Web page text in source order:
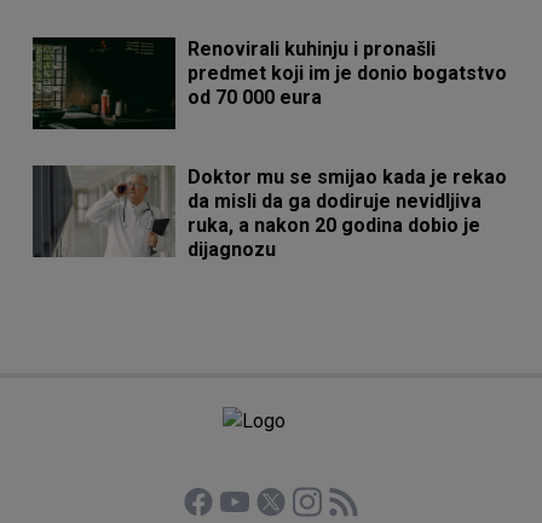
Renovirali kuhinju i pronašli
predmet koji im je donio bogatstvo
od 70 000 eura
Doktor mu se smijao kada je rekao
da misli da ga dodiruje nevidljiva
ruka, a nakon 20 godina dobio je
dijagnozu